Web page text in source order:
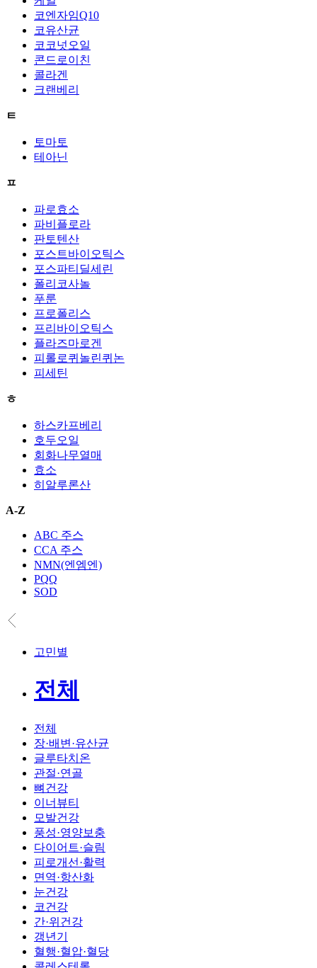
코엔자임Q10
코유산균
코코넛오일
콘드로이친
콜라겐
크랜베리
ㅌ
토마토
테아닌
ㅍ
파로효소
파비플로라
판토텐산
포스트바이오틱스
포스파티딜세린
폴리코사놀
푸룬
프로폴리스
프리바이오틱스
플라즈마로겐
피롤로퀴놀린퀴논
피세틴
ㅎ
하스카프베리
호두오일
회화나무열매
효소
히알루론산
A-Z
ABC 주스
CCA 주스
NMN(엔엠엔)
PQQ
SOD
고민별
전체
전체
장·배변·유산균
글루타치온
관절·연골
뼈건강
이너뷰티
모발건강
풍성·영양보충
다이어트·슬림
피로개선·활력
면역·항산화
눈건강
코건강
간·위건강
갱년기
혈행·혈압·혈당